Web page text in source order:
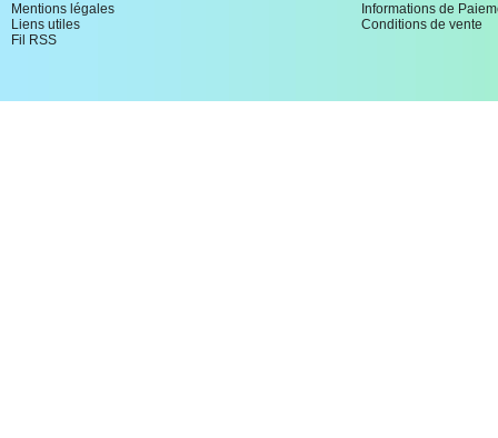
Mentions légales
Liens utiles
Fil RSS
Informations de
Conditions de vente